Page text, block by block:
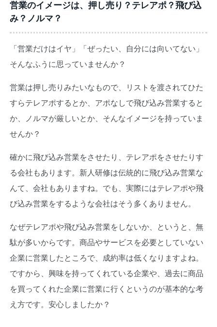
営業のイメージは、押し売り？テレアポ？飛び込
み？ノルマ？
「営業だけはイヤ」「ぜったい、自分には向いてない」
そんなふうに思っていませんか？
営業は押し売りみたいなもので、リストを渡されてひた
すらテレアポするとか、アポなしで飛び込み営業すると
か、ノルマが厳しいとか、そんなイメージを持っていま
せんか？
確かに飛び込み営業をさせたり、テレアポをさせたりす
る会社もあります。新人研修は伝統的に飛び込み営業な
んて、会社もありますね。でも、実際にはテレアポや飛
び込み営業をするような会社はそう多くありません。
なぜテレアポや飛び込み営業をしないか、というと、無
駄が多いからです。商品やサービスを必要としていない
企業に営業したところで、成約率は低くなりますよね。
ですから、興味を持ってくれている企業や、過去に商品
を買ってくれた企業に営業に行くというのが基本的な考
え方です。安心しましたか？